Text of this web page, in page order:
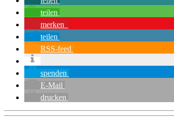
teilen
merken
teilen
RSS-feed
spenden
E-Mail
drucken